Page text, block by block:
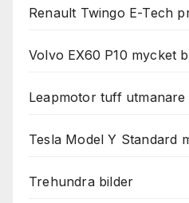
Renault Twingo E-Tech
Volvo EX60 P10 mycket
Leapmotor tuff utmanare
Tesla Model Y Standard
Trehundra bilder